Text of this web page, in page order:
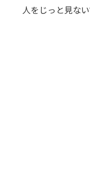
人をじっと見な